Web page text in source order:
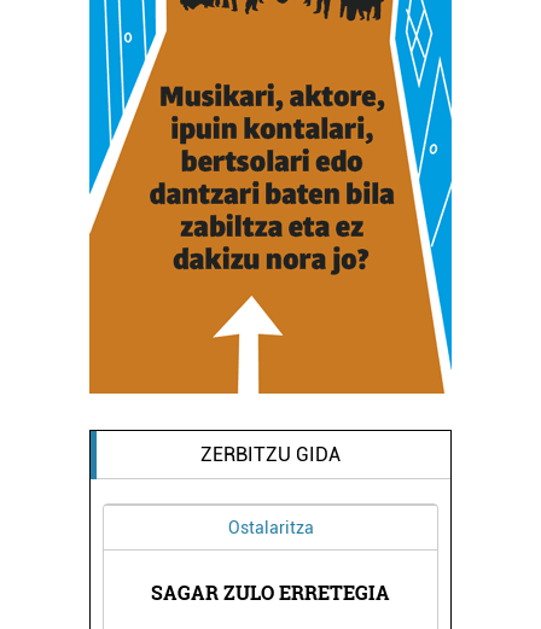
ZERBITZU GIDA
Ostalaritza
SAGAR ZULO ERRETEGIA